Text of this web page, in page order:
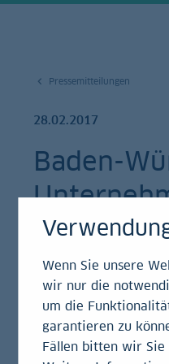
Pressemitteilungen
28.02.2017
Baden-
Pressemitteilung
Wenn Sie unsere
wir nur die
um die
garantieren zu
Fällen bitten wir Sie